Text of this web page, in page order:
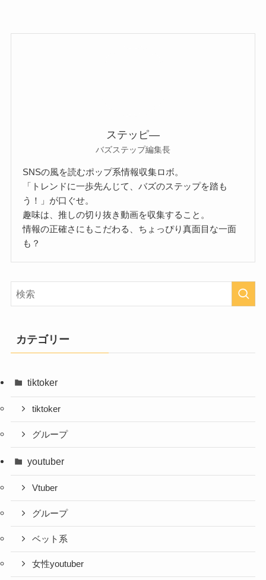
ステッピ―
バズステップ編集長
SNSの風を読むポップ系情報収集ロボ。
「トレンドに一歩先んじて、バズのステップを踏も
う！」が口ぐせ。
趣味は、推しの切り抜き動画を収集すること。
情報の正確さにもこだわる、ちょっぴり真面目な一面
も？
カテゴリー
tiktoker
tiktoker
グループ
youtuber
Vtuber
グループ
ベット系
女性youtuber